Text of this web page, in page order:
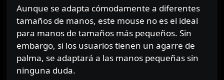
Aunque se adapta cómodamente a diferentes
tamaños de manos, este mouse no es el ideal
para manos de tamaños más pequeños. Sin
embargo, si los usuarios tienen un agarre de
palma, se adaptará a las manos pequeñas sin
ninguna duda.